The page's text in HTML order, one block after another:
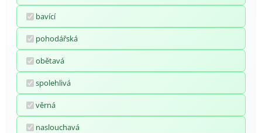
bavící
pohodářská
obětavá
spolehlivá
věrná
naslouchavá